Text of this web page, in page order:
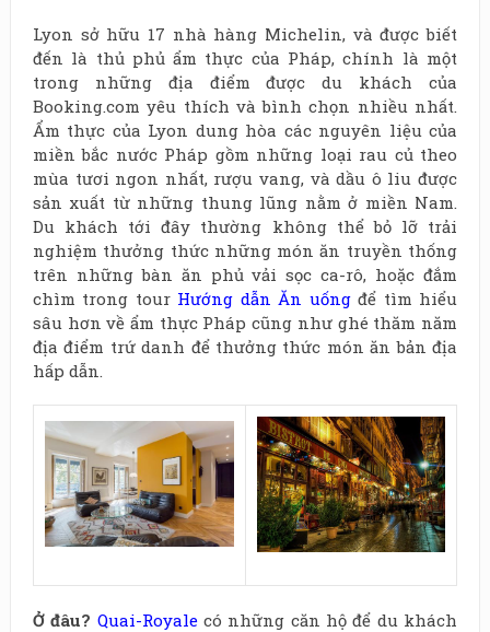
Lyon sở hữu 17 nhà hàng Michelin, và được biết
đến là thủ phủ ẩm thực của Pháp, chính là một
trong những địa điểm được du khách của
Booking.com yêu thích và bình chọn nhiều nhất.
Ẩm thực của Lyon dung hòa các nguyên liệu của
miền bắc nước Pháp gồm những loại rau củ theo
mùa tươi ngon nhất, rượu vang, và dầu ô liu được
sản xuất từ những thung lũng nằm ở miền Nam.
Du khách tới đây thường không thể bỏ lỡ trải
nghiệm thưởng thức những món ăn truyền thống
trên những bàn ăn phủ vải sọc ca-rô, hoặc đắm
chìm trong tour Hướng dẫn Ăn uốngđể tìm hiểu
sâu hơn về ẩm thực Pháp cũng như ghé thăm năm
địa điểm trứ danh để thưởng thức món ăn bản địa
hấp dẫn.
Ởđâu? Quai-Royalecó những căn hộ để du khách